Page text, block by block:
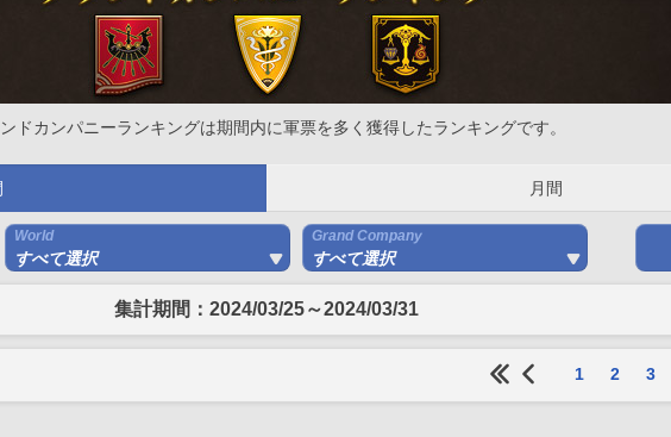
ドカンパニーランキングは期間内に軍票を多く獲得したランキングです。
月間
World
すべて選択
Grand Company
すべて選択
集計期間：2024/03/25～2024/03/31
1 2 3